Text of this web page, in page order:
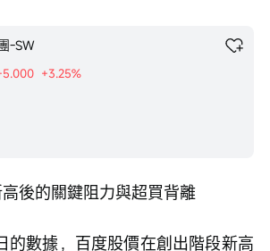
-SW
+3.25%
後的關鍵阻力與超買背離